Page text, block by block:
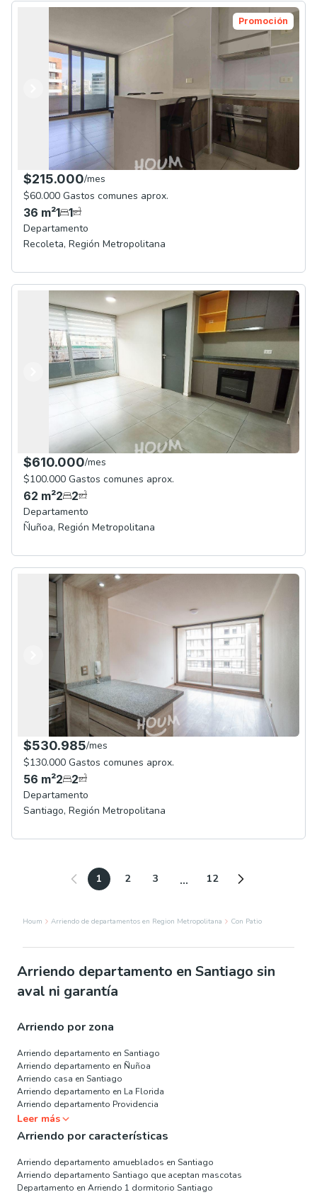
Anterior
Siguiente
Promoción
$215.000/mes
$60.000 Gastos comunes aprox.
36 m²1 1
Departamento
Recoleta, Región Metropolitana
Anterior
Siguiente
$610.000/mes
$100.000 Gastos comunes aprox.
62 m²2 2
Departamento
Ñuñoa, Región Metropolitana
Anterior
Siguiente
$530.985/mes
$130.000 Gastos comunes aprox.
56 m²2 2
Departamento
Santiago, Región Metropolitana
1 2 3 ... 12
Houm Arriendo de departamentos en Region Metropolitana Con Patio
Arriendo departamento en Santiago sin
aval ni garantía
Arriendo por zona
Arriendo departamento en Santiago
Arriendo departamento en Ñuñoa
Arriendo casa en Santiago
Arriendo departamento en La Florida
Arriendo departamento Providencia
Leer más
Arriendo por características
Arriendo departamento amueblados en Santiago
Arriendo departamento Santiago que aceptan mascotas
Departamento en Arriendo 1 dormitorio Santiago